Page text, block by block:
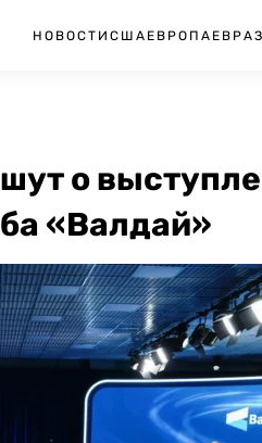
НОВОСТИ США ЕВРОПА
о
«Валдай»